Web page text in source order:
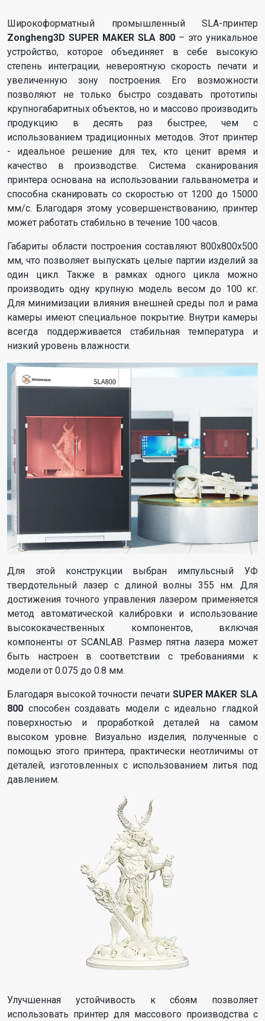
Широкоформатный промышленный SLA-принтер
Zongheng3D SUPER MAKER SLA 800 – это уникальное
устройство, которое объединяет в себе высокую
степень интеграции, невероятную скорость печати и
увеличенную зону построения. Его возможности
позволяют не только быстро создавать прототипы
крупногабаритных объектов, но и массово производить
продукцию в десять раз быстрее, чем с
использованием традиционных методов. Этот принтер
- идеальное решение для тех, кто ценит время и
качество в производстве. Система сканирования
принтера основана на использовании гальванометра и
способна сканировать со скоростью от 1200 до 15000
мм/с. Благодаря этому усовершенствованию, принтер
может работать стабильно в течение 100 часов.
Габариты области построения составляют 800х800х500
мм, что позволяет выпускать целые партии изделий за
один цикл. Также в рамках одного цикла можно
производить одну крупную модель весом до 100 кг.
Для минимизации влияния внешней среды пол и рама
камеры имеют специальное покрытие. Внутри камеры
всегда поддерживается стабильная температура и
низкий уровень влажности.
Для этой конструкции выбран импульсный УФ
твердотельный лазер с длиной волны 355 нм. Для
достижения точного управления лазером применяется
метод автоматической калибровки и использование
высококачественных компонентов, включая
компоненты от SCANLAB. Размер пятна лазера может
быть настроен в соответствии с требованиями к
модели от 0.075 до 0.8 мм.
Благодаря высокой точности печати SUPER MAKER SLA
800 способен создавать модели с идеально гладкой
поверхностью и проработкой деталей на самом
высоком уровне. Визуально изделия, полученные с
помощью этого принтера, практически неотличимы от
деталей, изготовленных с использованием литья под
давлением.
Улучшенная устойчивость к сбоям позволяет
использовать принтер для массового производства с